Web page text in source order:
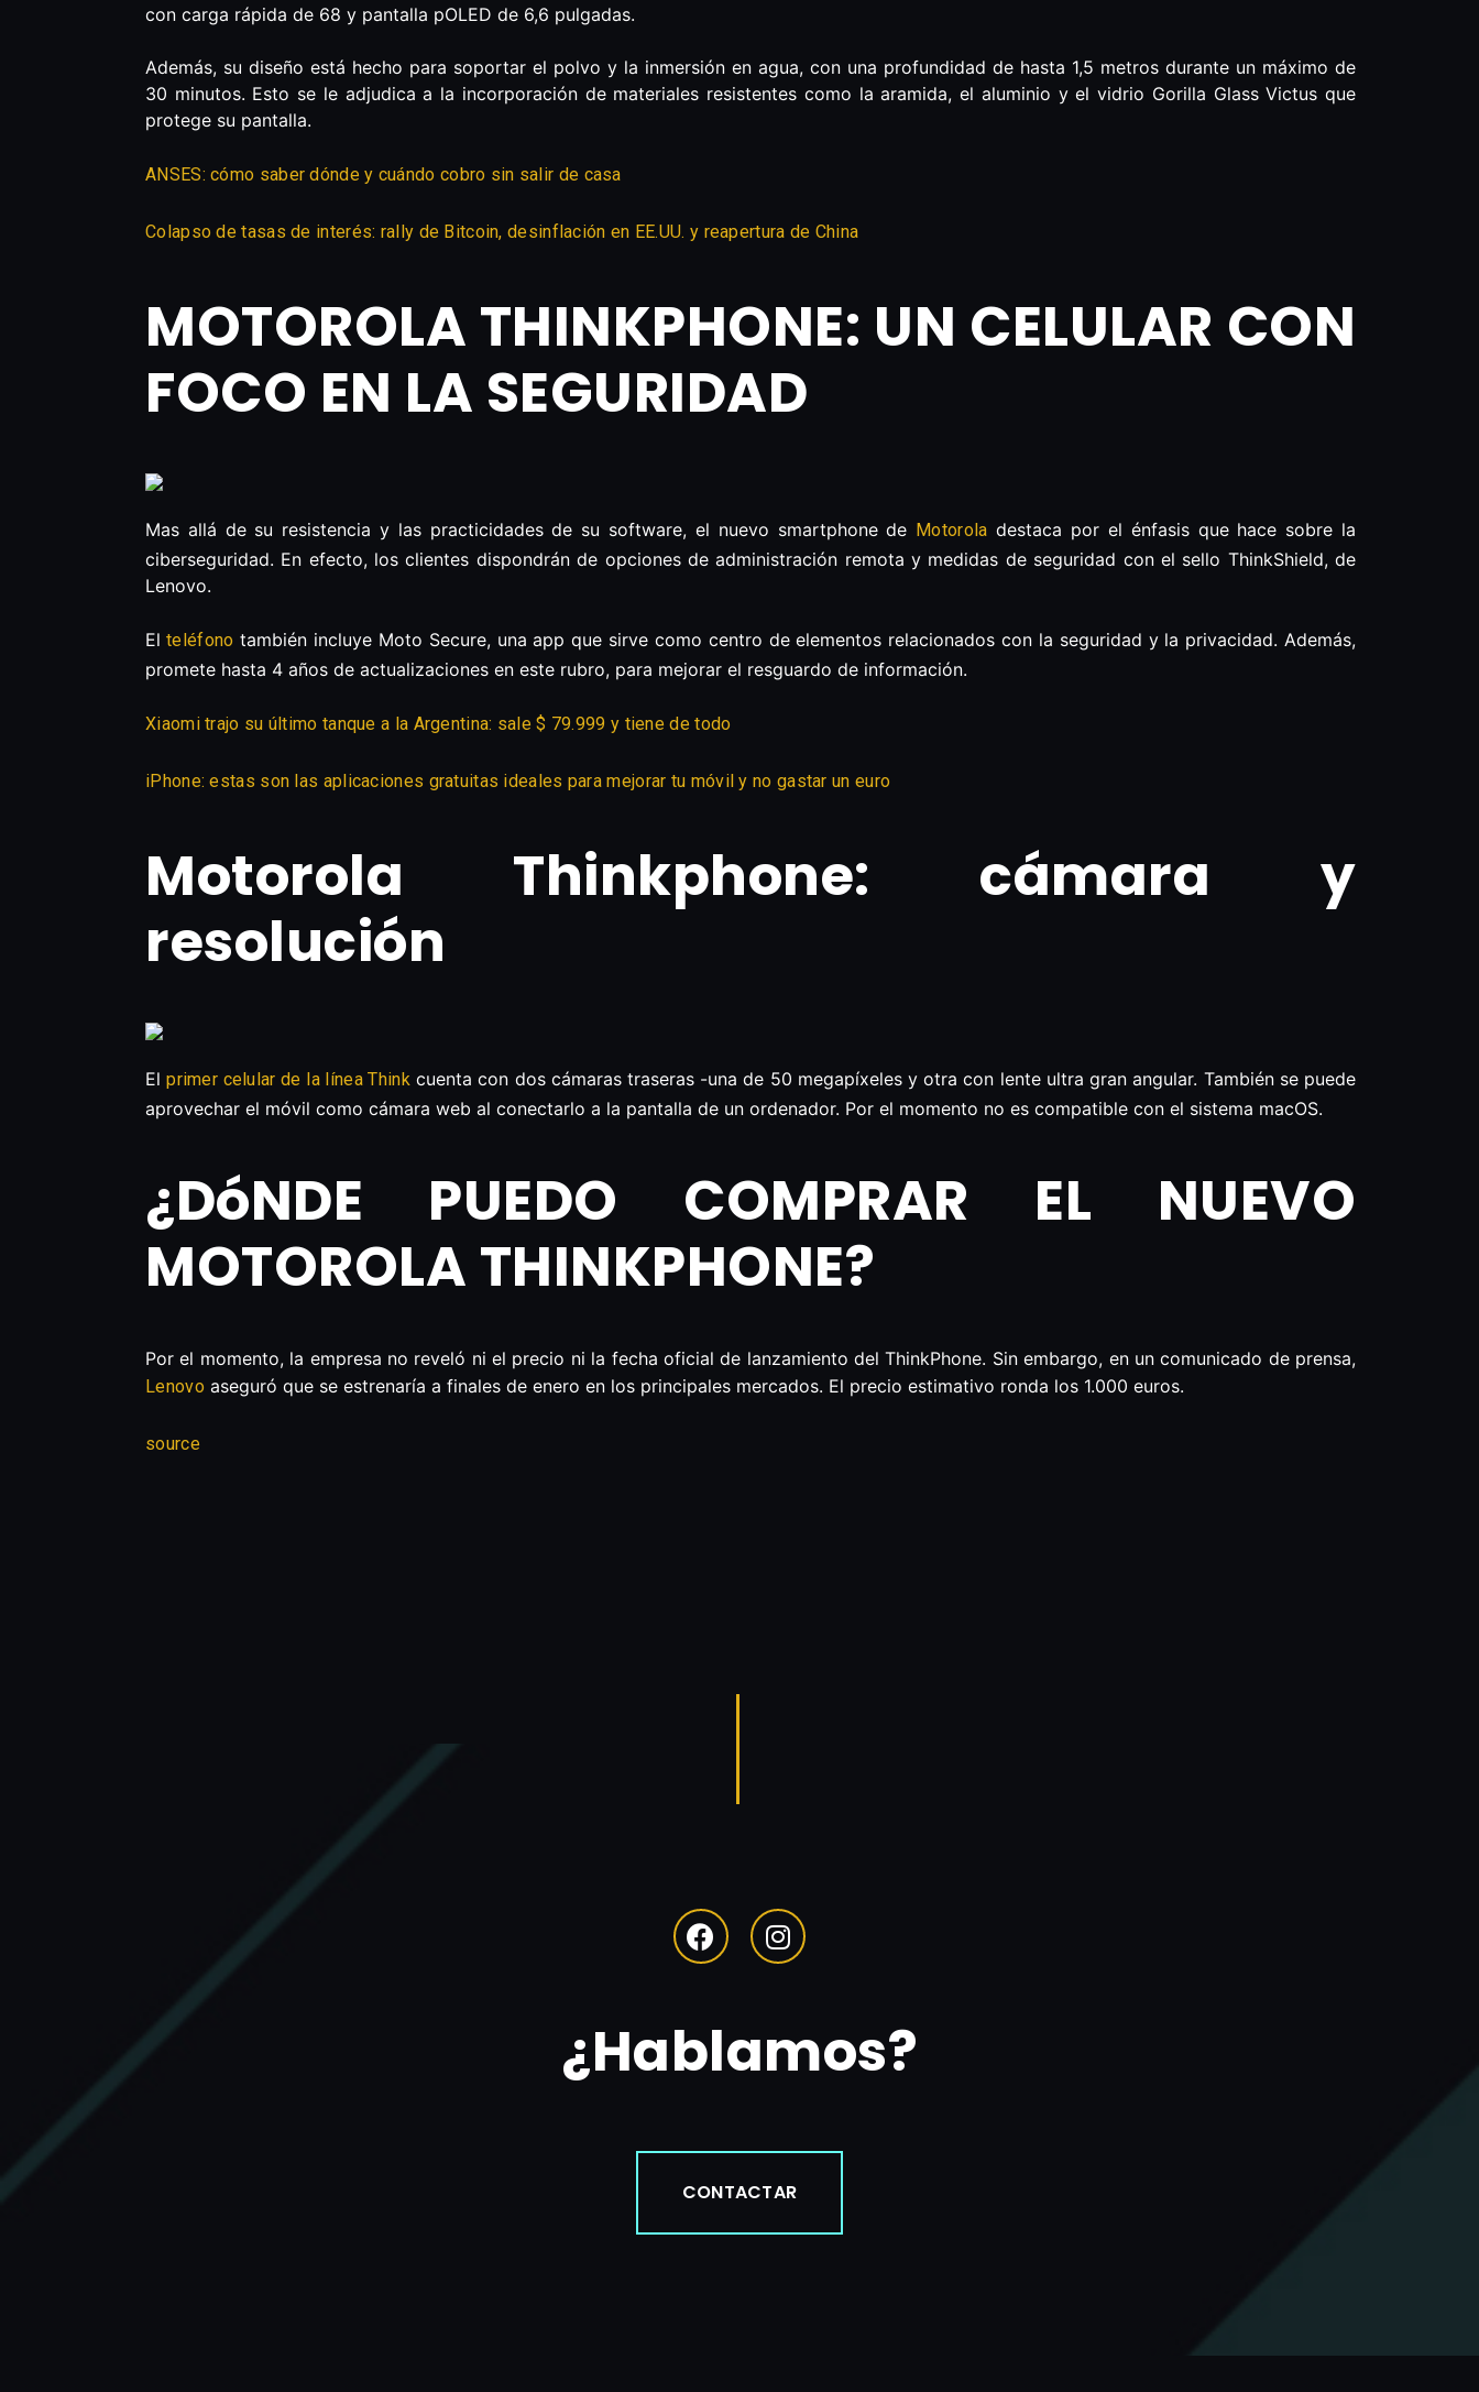
con carga rápida de 68 y pantalla pOLED de 6,6 pulgadas.
Además, su diseño está hecho para soportar el polvo y la inmersión en agua, con una profundidad de hasta 1,5 metros durante un máximo de
30 minutos. Esto se le adjudica a la incorporación de materiales resistentes como la aramida, el aluminio y el vidrio Gorilla Glass Victus que
protege su pantalla.
ANSES: cómo saber dónde y cuándo cobro sin salir de casa
Colapso de tasas de interés: rally de Bitcoin, desinflación en EE.UU. y reapertura de China
MOTOROLA THINKPHONE: UN CELULAR CON
FOCO EN LA SEGURIDAD
Mas allá de su resistencia y las practicidades de su software, el nuevo smartphone de Motorola destaca por el énfasis que hace sobre la
ciberseguridad. En efecto, los clientes dispondrán de opciones de administración remota y medidas de seguridad con el sello ThinkShield, de
Lenovo.
El teléfono también incluye Moto Secure, una app que sirve como centro de elementos relacionados con la seguridad y la privacidad. Además,
promete hasta 4 años de actualizaciones en este rubro, para mejorar el resguardo de información.
Xiaomi trajo su último tanque a la Argentina: sale $ 79.999 y tiene de todo
iPhone: estas son las aplicaciones gratuitas ideales para mejorar tu móvil y no gastar un euro
Motorola Thinkphone: cámara y
resolución
Elprimer celular de la línea Thinkcuenta con dos cámaras traseras -una de 50 megapíxeles y otra con lente ultra gran angular. También se puede
aprovechar el móvil como cámara web al conectarlo a la pantalla de un ordenador. Por el momento no es compatible con el sistema macOS.
¿DóNDE PUEDO COMPRAR EL NUEVO
MOTOROLA THINKPHONE?
Por el momento, la empresa no reveló ni el precio ni la fecha oficial de lanzamiento del ThinkPhone. Sin embargo, en un comunicado de prensa,
Lenovo aseguró que se estrenaría a finales de enero en los principales mercados. El precio estimativo ronda los 1.000 euros.
source
¿Hablamos?
CONTACTAR